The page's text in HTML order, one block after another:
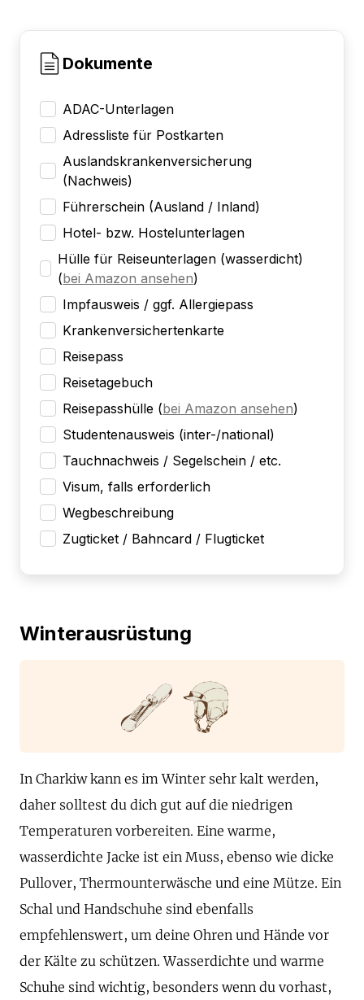
Dokumente
ADAC-Unterlagen
Adressliste für Postkarten
Auslandskrankenversicherung
(Nachweis)
Führerschein (Ausland / Inland)
Hotel- bzw. Hostelunterlagen
Hülle für Reiseunterlagen (wasserdicht)
(bei Amazon ansehen)
Impfausweis / ggf. Allergiepass
Krankenversichertenkarte
Reisepass
Reisetagebuch
Reisepasshülle (bei Amazon ansehen)
Studentenausweis (inter-/national)
Tauchnachweis / Segelschein / etc.
Visum, falls erforderlich
Wegbeschreibung
Zugticket / Bahncard / Flugticket
Winterausrüstung
In Charkiw kann es im Winter sehr kalt werden,
daher solltest du dich gut auf die niedrigen
Temperaturen vorbereiten. Eine warme,
wasserdichte Jacke ist ein Muss, ebenso wie dicke
Pullover, Thermounterwäsche und eine Mütze. Ein
Schal und Handschuhe sind ebenfalls
empfehlenswert, um deine Ohren und Hände vor
der Kälte zu schützen. Wasserdichte und warme
Schuhe sind wichtig, besonders wenn du vorhast,